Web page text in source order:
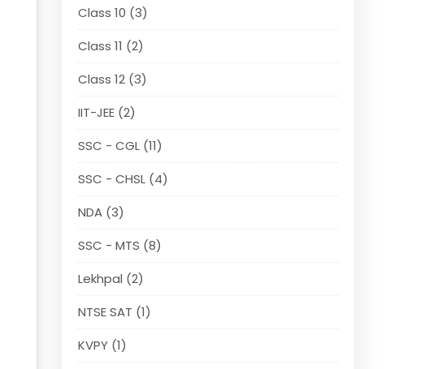
Class 10 (3)
Class 11 (2)
Class 12 (3)
IIT-JEE (2)
SSC - CGL (11)
SSC - CHSL (4)
NDA (3)
SSC - MTS (8)
Lekhpal (2)
NTSE SAT (1)
KVPY (1)